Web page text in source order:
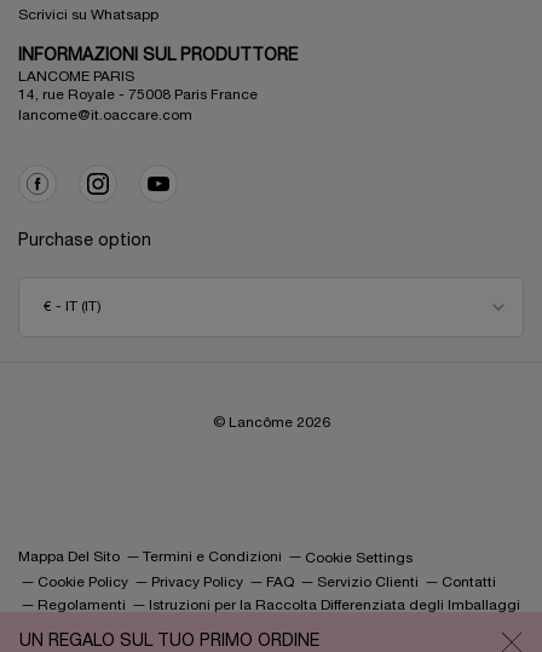
Scrivici su Whatsapp
INFORMAZIONI SUL PRODUTTORE
LANCOME PARIS
14, rue Royale - 75008 Paris France
lancome@it.oaccare.com
Purchase option
€ - IT (IT)
© Lancôme 2026
Mappa Del Sito Termini e Condizioni
Cookie Settings
Cookie Policy
Privacy Policy FAQ Servizio Clienti
Contatti
Regolamenti
Istruzioni per la Raccolta Differenziata degli Imballaggi
UN REGALO SUL TUO PRIMO ORDINE